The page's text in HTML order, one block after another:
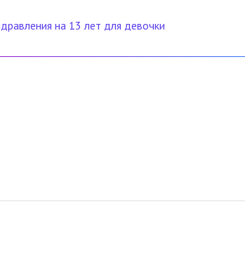
на 13 лет для девочки